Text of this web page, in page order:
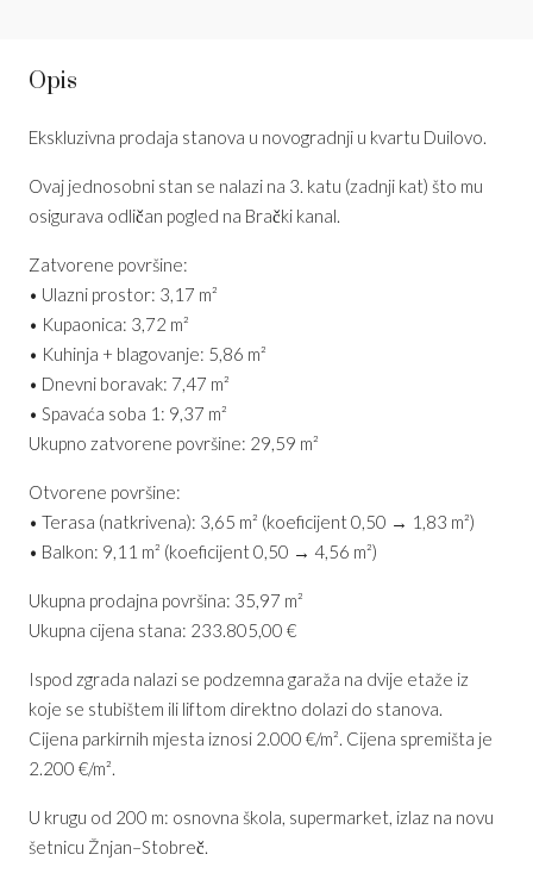
Opis
Ekskluzivna prodaja stanova u novogradnji u kvartu Duilovo.
Ovaj jednosobni stan se nalazi na 3. katu (zadnji kat) što mu
osigurava odličan pogled na Brački kanal.
Zatvorene površine:
• Ulazni prostor: 3,17 m²
• Kupaonica: 3,72 m²
• Kuhinja + blagovanje: 5,86 m²
• Dnevni boravak: 7,47 m²
• Spavaća soba 1: 9,37 m²
Ukupno zatvorene površine: 29,59 m²
Otvorene površine:
• Terasa (natkrivena): 3,65 m² (koeficijent 0,50 → 1,83 m²)
• Balkon: 9,11 m² (koeficijent 0,50 → 4,56 m²)
Ukupna prodajna površina: 35,97 m²
Ukupna cijena stana: 233.805,00 €
Ispod zgrada nalazi se podzemna garaža na dvije etaže iz
koje se stubištem ili liftom direktno dolazi do stanova.
Cijena parkirnih mjesta iznosi 2.000 €/m². Cijena spremišta je
2.200 €/m².
U krugu od 200 m: osnovna škola, supermarket, izlaz na novu
šetnicu Žnjan–Stobreč.